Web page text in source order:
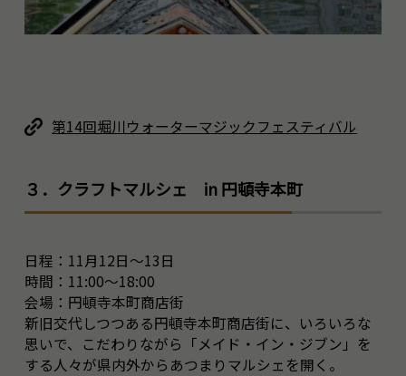
第14回堀川ウォーターマジックフェスティバル
３．クラフトマルシェ in 円頓寺本町
日程：11月12日～13日
時間：11:00～18:00
会場：円頓寺本町商店街
新旧交代しつつある円頓寺本町商店街に、いろいろな
思いで、こだわりながら「メイド・イン・ジブン」を
する人々が県内外からあつまりマルシェを開く。